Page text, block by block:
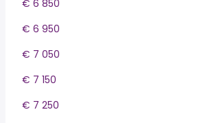
€ 6 850
€ 6 950
€ 7 050
€ 7 150
€ 7 250